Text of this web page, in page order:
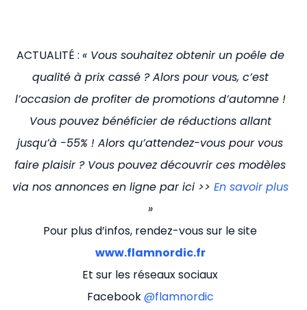
ACTUALITÉ : « Vous souhaitez obtenir un poêle de
qualité à prix cassé ? Alors pour vous, c’est
l’occasion de profiter de promotions d’automne !
Vous pouvez bénéficier de réductions allant
jusqu’à -55% ! Alors qu’attendez-vous pour vous
faire plaisir ? Vous pouvez découvrir ces modèles
via nos annonces en ligne par ici >> En savoir plus
»
Pour plus d’infos, rendez-vous sur le site
www.flamnordic.fr
Et sur les réseaux sociaux
Facebook@flamnordic